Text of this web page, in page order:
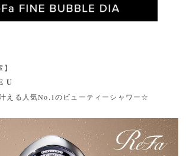
U
える人気No.1のビューティーシャワー☆